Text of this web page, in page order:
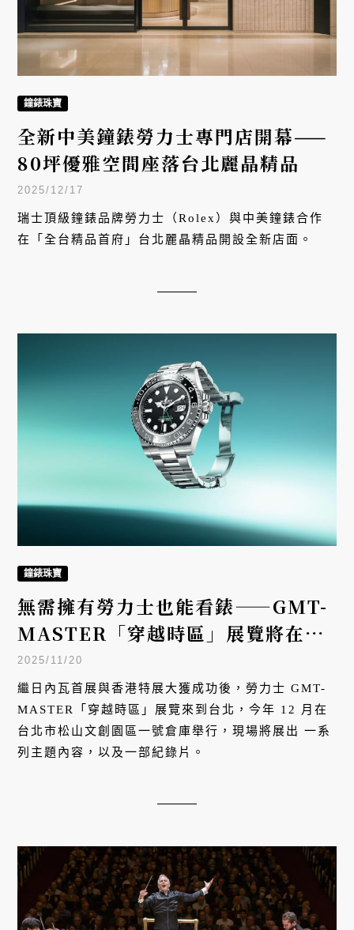
鐘錶珠寶
全新中美鐘錶勞力士專門店開幕——
80坪優雅空間座落台北麗晶精品
2025/12/17
瑞士頂級鐘錶品牌勞力士（Rolex）與中美鐘錶合作
在「全台精品首府」台北麗晶精品開設全新店面。
鐘錶珠寶
無需擁有勞力士也能看錶——GMT-
MASTER「穿越時區」展覽將在台
登場
2025/11/20
繼日內瓦首展與香港特展大獲成功後，勞力士 GMT-
MASTER「穿越時區」展覽來到台北，今年 12 月在
台北市松山文創園區一號倉庫舉行，現場將展出 一系
列主題內容，以及一部紀錄片。